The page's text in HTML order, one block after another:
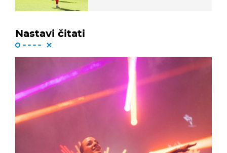
Nastavi čitati